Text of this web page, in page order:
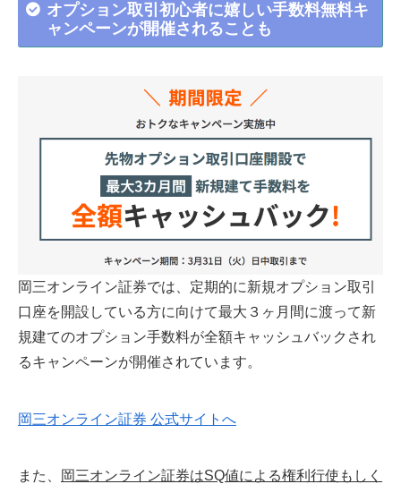
オプション取引初心者に嬉しい手数料無料キ
ャンペーンが開催されることも
岡三オンライン証券では、定期的に新規オプション取引
口座を開設している方に向けて最大３ヶ月間に渡って新
規建てのオプション手数料が全額キャッシュバックされ
るキャンペーンが開催されています。
岡三オンライン証券 公式サイトへ
また、
岡三オンライン証券はSQ値による権利行使もしく